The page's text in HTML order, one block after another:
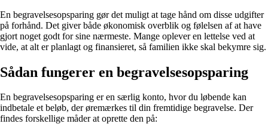
En begravelsesopsparing gør det muligt at tage hånd om disse udgifter
på forhånd. Det giver både økonomisk overblik og følelsen af at have
gjort noget godt for sine nærmeste. Mange oplever en lettelse ved at
vide, at alt er planlagt og finansieret, så familien ikke skal bekymre sig.
Sådan fungerer en begravelsesopsparing
En begravelsesopsparing er en særlig konto, hvor du løbende kan
indbetale et beløb, der øremærkes til din fremtidige begravelse. Der
findes forskellige måder at oprette den på: